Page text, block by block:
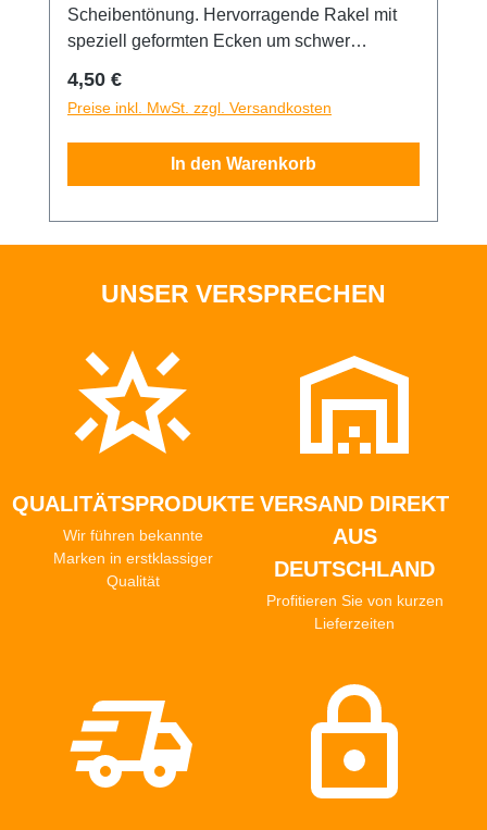
Scheibentönung. Hervorragende Rakel mit
speziell geformten Ecken um schwer
Durch die robuste Bauart können Rückstände
von Flüssigkeiten, mit dem entsprechend
nötigem Druck, ausgerakelt werden.
Regulärer Preis:
4,50 €
Preise inkl. MwSt. zzgl. Versandkosten
In den Warenkorb
UNSER VERSPRECHEN
QUALITÄTSPRODUKTE
Wir führen bekannte
Marken in erstklassiger
Qualität
VERSAND DIREKT
AUS
DEUTSCHLAND
Profitieren Sie von kurzen
Lieferzeiten